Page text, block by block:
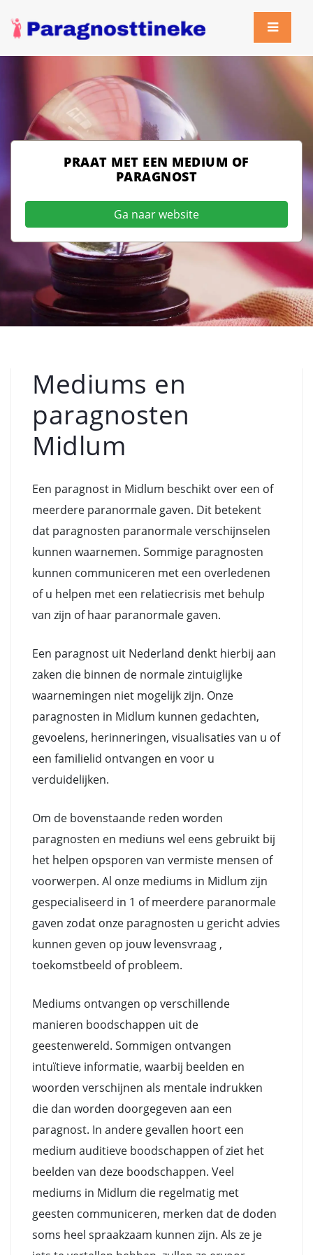
PRAAT MET EEN MEDIUM OF
PARAGNOST
Ga naar website
Mediums en
paragnosten
Midlum
Een paragnost in Midlum beschikt over een of
meerdere paranormale gaven. Dit betekent
dat paragnosten paranormale verschijnselen
kunnen waarnemen. Sommige paragnosten
kunnen communiceren met een overledenen
of u helpen met een relatiecrisis met behulp
van zijn of haar paranormale gaven.
Een paragnost uit Nederland denkt hierbij aan
zaken die binnen de normale zintuiglijke
waarnemingen niet mogelijk zijn. Onze
paragnosten in Midlum kunnen gedachten,
gevoelens, herinneringen, visualisaties van u of
een familielid ontvangen en voor u
verduidelijken.
Om de bovenstaande reden worden
paragnosten en mediuns wel eens gebruikt bij
het helpen opsporen van vermiste mensen of
voorwerpen. Al onze mediums in Midlum zijn
gespecialiseerd in 1 of meerdere paranormale
gaven zodat onze paragnosten u gericht advies
kunnen geven op jouw levensvraag ,
toekomstbeeld of probleem.
Mediums ontvangen op verschillende
manieren boodschappen uit de
geestenwereld. Sommigen ontvangen
intuïtieve informatie, waarbij beelden en
woorden verschijnen als mentale indrukken
die dan worden doorgegeven aan een
paragnost. In andere gevallen hoort een
medium auditieve boodschappen of ziet het
beelden van deze boodschappen. Veel
mediums in Midlum die regelmatig met
geesten communiceren, merken dat de doden
soms heel spraakzaam kunnen zijn. Als ze je